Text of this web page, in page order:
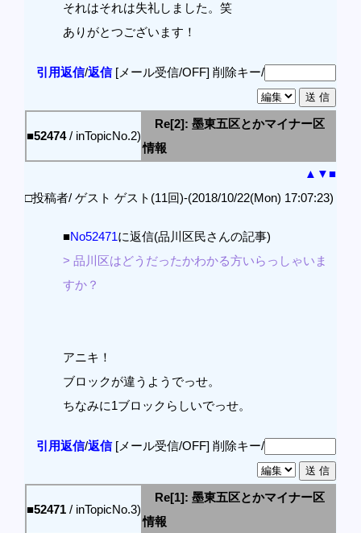
それはそれは失礼しました。笑
ありがとつございます！
引用返信/返信[メール受信/OFF] 削除キー/
■52474/ inTopicNo.2)
Re[2]: 墨東五区とかマイナー区
情報
▲ ▼■
□投稿者/ ゲスト ゲスト(11回)-(2018/10/22(Mon) 17:07:23)
■No52471に返信(品川区民さんの記事)
> 品川区はどうだったかわかる方いらっしゃいま
すか？
アニキ！
ブロックが違うようでっせ。
ちなみに1ブロックらしいでっせ。
引用返信/返信[メール受信/OFF] 削除キー/
■52471 / inTopicNo.3)
Re[1]: 墨東五区とかマイナー区
情報